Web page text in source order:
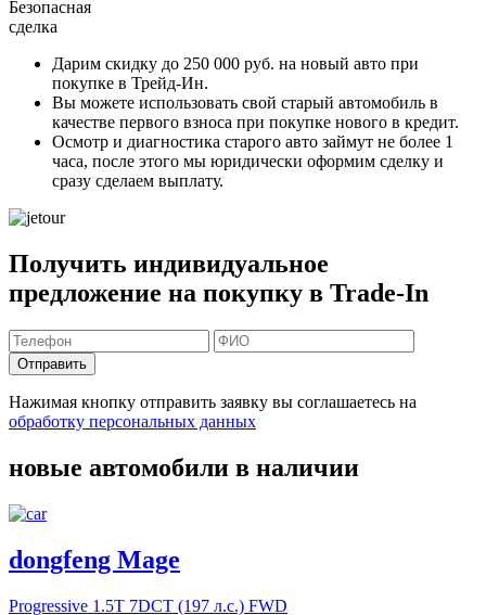
Безопасная
сделка
Дарим скидку до 250 000 руб. на новый авто при
покупке в Трейд-Ин.
Вы можете использовать свой старый автомобиль в
качестве первого взноса при покупке нового в кредит.
Осмотр и диагностика старого авто займут не более 1
часа, после этого мы юридически оформим сделку и
сразу сделаем выплату.
Получить индивидуальное
предложение на покупку в Trade-In
Отправить
Нажимая кнопку отправить заявку вы соглашаетесь на
обработку персональных данных
новые автомобили в наличии
dongfeng Mage
Progressive 1.5T 7DCT (197 л.с.) FWD